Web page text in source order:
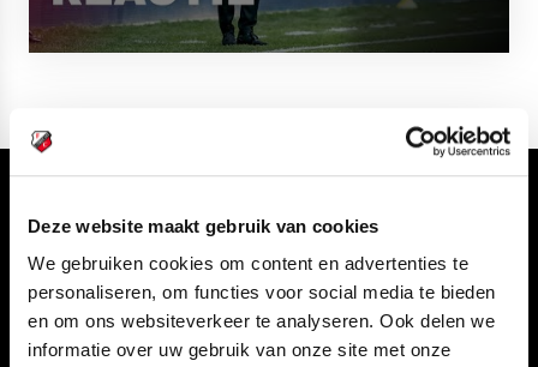
Deze website maakt gebruik van cookies
We gebruiken cookies om content en advertenties te
personaliseren, om functies voor social media te bieden
en om ons websiteverkeer te analyseren. Ook delen we
informatie over uw gebruik van onze site met onze
Navigeer naar